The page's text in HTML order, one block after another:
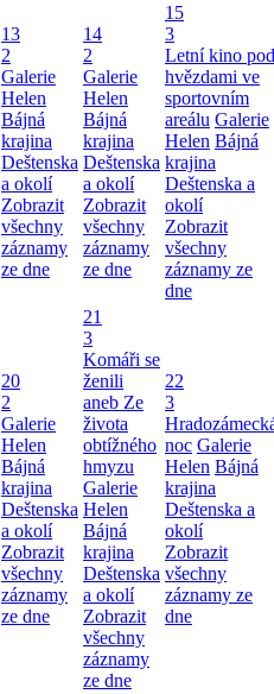
13
2
Galerie
Helen
Bájná
krajina
Deštenska
a okolí
Zobrazit
všechny
záznamy
ze dne
14
2
Galerie
Helen
Bájná
krajina
Deštenska
a okolí
Zobrazit
všechny
záznamy
ze dne
15
3
Letní kino pod
hvězdami ve
sportovním
areálu Galerie
Helen Bájná
krajina
Deštenska a
okolí
Zobrazit
všechny
záznamy ze
dne
20
2
Galerie
Helen
Bájná
krajina
Deštenska
a okolí
Zobrazit
všechny
záznamy
ze dne
21
3
Komáři se
ženili
aneb Ze
života
obtížného
hmyzu
Galerie
Helen
Bájná
krajina
Deštenska
a okolí
Zobrazit
všechny
záznamy
ze dne
22
3
noc Galerie
Helen Bájná
krajina
Deštenska a
okolí
Zobrazit
všechny
záznamy ze
dne